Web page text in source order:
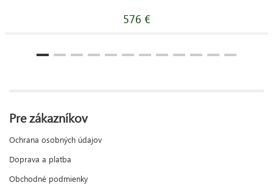
576 €
Pre zákazníkov
Ochrana osobných údajov
Doprava a platba
Obchodné podmienky